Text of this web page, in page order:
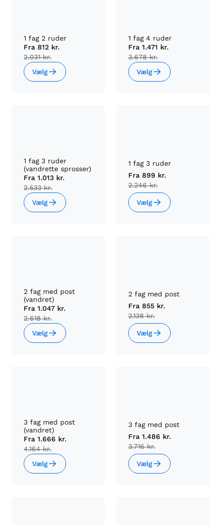
1 fag 2 ruder
Fra 812 kr.
2.031 kr.
Vælg
1 fag 4 ruder
Fra 1.471 kr.
3.678 kr.
Vælg
1 fag 3 ruder
(vandrette sprosser)
Fra 1.013 kr.
2.533 kr.
Vælg
1 fag 3 ruder
Fra 899 kr.
2.246 kr.
Vælg
2 fag med post
(vandret)
Fra 1.047 kr.
2.618 kr.
Vælg
2 fag med post
Fra 855 kr.
2.138 kr.
Vælg
3 fag med post
(vandret)
Fra 1.666 kr.
4.164 kr.
Vælg
3 fag med post
Fra 1.486 kr.
3.716 kr.
Vælg